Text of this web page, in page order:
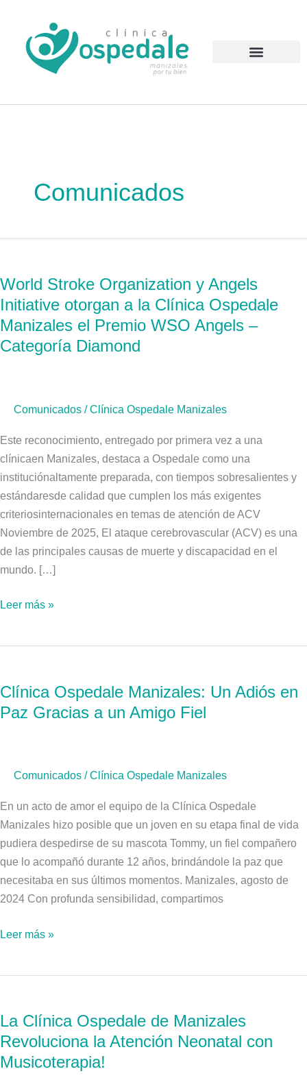
contenido
Comunicados
World Stroke Organization y Angels
Initiative otorgan a la Clínica Ospedale
Manizales el Premio WSO Angels –
Categoría Diamond
Comunicados /Clínica Ospedale Manizales
Este reconocimiento, entregado por primera vez a una
clínicaen Manizales, destaca a Ospedale como una
instituciónaltamente preparada, con tiempos sobresalientes y
estándaresde calidad que cumplen los más exigentes
criteriosinternacionales en temas de atención de ACV
Noviembre de 2025, El ataque cerebrovascular (ACV) es una
de las principales causas de muerte y discapacidad en el
mundo. […]
Organization
y
Angels
Initiative
otorgan
Clínica
Manizales
Premio
Leer más »
Clínica Ospedale Manizales: Un Adiós en
Paz Gracias a un Amigo Fiel
Comunicados /Clínica Ospedale Manizales
En un acto de amor el equipo de la Clínica Ospedale
Manizales hizo posible que un joven en su etapa final de vida
pudiera despedirse de su mascota Tommy, un fiel compañero
que lo acompañó durante 12 años, brindándole la paz que
necesitaba en sus últimos momentos. Manizales, agosto de
2024 Con profunda sensibilidad, compartimos
Manizales:
Un
a
un
Amigo
Fiel
Leer más »
La Clínica Ospedale de Manizales
Revoluciona la Atención Neonatal con
Musicoterapia!
Ospedale
de
Manizales